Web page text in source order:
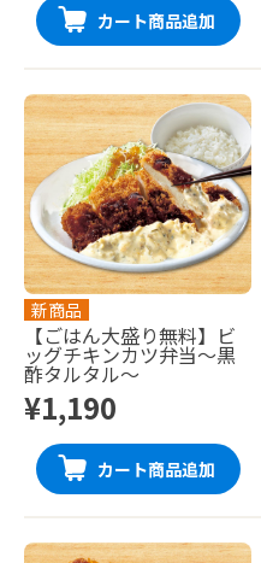
カート商品追加
新商品
【ごはん大盛り無料】ビ
ッグチキンカツ弁当〜黒
酢タルタル〜
¥1,190
カート商品追加